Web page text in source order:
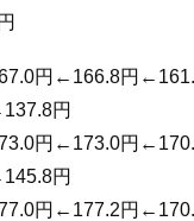
円←166.8円
円
円←173.0円
円
円←177.2円